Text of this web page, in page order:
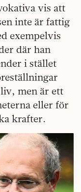
vis att
inte är fattig
exempelvis
där han
i stället
men är ett
eller för
krafter.